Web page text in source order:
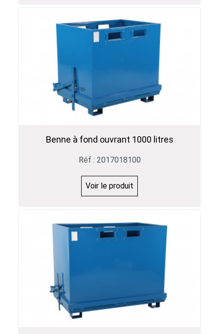
Benne à fond ouvrant 1000 litres
Réf : 2017018100
Voir le produit